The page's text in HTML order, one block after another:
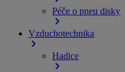
Péče o pneu disky
Vzduchotechnika
Hadice